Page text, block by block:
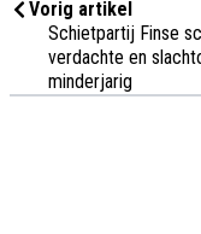
Vorig artikel
Schietpartij Finse
verdachte en
minderjarig